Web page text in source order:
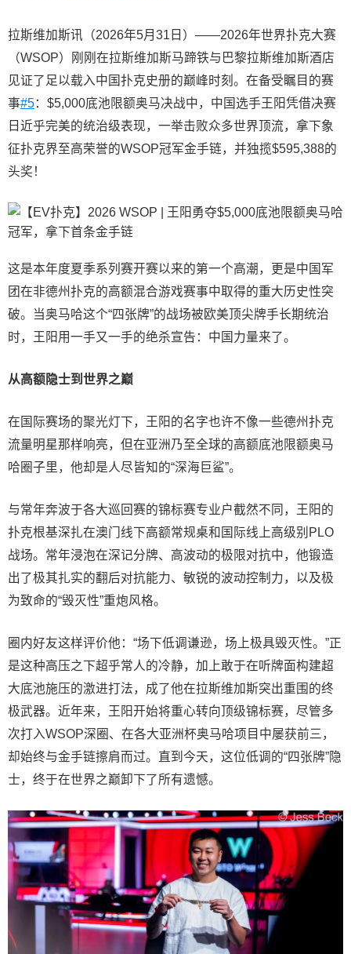
拉斯维加斯讯（2026年5月31日）——2026年世界扑克大赛
（WSOP）刚刚在拉斯维加斯马蹄铁与巴黎拉斯维加斯酒店
见证了足以载入中国扑克史册的巅峰时刻。在备受瞩目的赛
事#5：$5,000底池限额奥马决战中，中国选手王阳凭借决赛
日近乎完美的统治级表现，一举击败众多世界顶流，拿下象
征扑克界至高荣誉的WSOP冠军金手链，并独揽$595,388的
头奖！
这是本年度夏季系列赛开赛以来的第一个高潮，更是中国军
团在非德州扑克的高额混合游戏赛事中取得的重大历史性突
破。当奥马哈这个“四张牌”的战场被欧美顶尖牌手长期统治
时，王阳用一手又一手的绝杀宣告：中国力量来了。
从高额隐士到世界之巅
在国际赛场的聚光灯下，王阳的名字也许不像一些德州扑克
流量明星那样响亮，但在亚洲乃至全球的高额底池限额奥马
哈圈子里，他却是人尽皆知的“深海巨鲨”。
与常年奔波于各大巡回赛的锦标赛专业户截然不同，王阳的
扑克根基深扎在澳门线下高额常规桌和国际线上高级别PLO
战场。常年浸泡在深记分牌、高波动的极限对抗中，他锻造
出了极其扎实的翻后对抗能力、敏锐的波动控制力，以及极
为致命的“毁灭性”重炮风格。
圈内好友这样评价他：“场下低调谦逊，场上极具毁灭性。”正
是这种高压之下超乎常人的冷静，加上敢于在听牌面构建超
大底池施压的激进打法，成了他在拉斯维加斯突出重围的终
极武器。近年来，王阳开始将重心转向顶级锦标赛，尽管多
次打入WSOP深圈、在各大亚洲杯奥马哈项目中屡获前三，
却始终与金手链擦肩而过。直到今天，这位低调的“四张牌”隐
士，终于在世界之巅卸下了所有遗憾。